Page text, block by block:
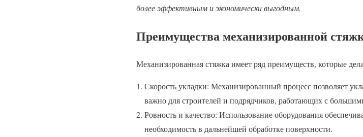
более эффективным и экономически выгодным.
Преимущества механизированной
Механизированная стяжка имеет ряд преимуществ, которые
Скорость укладки: Механизированный процесс позволяет
важно для строителей и подрядчиков, работающих с
Ровность и качество: Использование оборудования
необходимость в дальнейшей обработке поверхности.